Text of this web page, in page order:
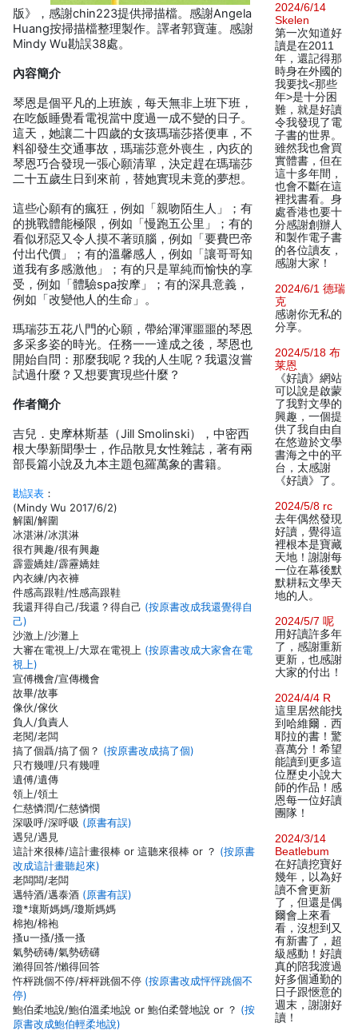
版》，感謝chin223提供掃描檔。感謝Angela
Huang按掃描檔整理製作。譯者郭寶蓮。感謝
Mindy Wu勘誤38處。
內容簡介
琴恩是個平凡的上班族，每天無非上班下班，
在吃飯睡覺看電視當中度過一成不變的日子。
這天，她讓二十四歲的女孩瑪瑞莎搭便車，不
料卻發生交通事故，瑪瑞莎意外喪生，內疚的
琴恩巧合發現一張心願清單，決定趕在瑪瑞莎
二十五歲生日到來前，替她實現未竟的夢想。
這些心願有的瘋狂，例如「親吻陌生人」；有
的挑戰體能極限，例如「慢跑五公里」；有的
看似邪惡又令人摸不著頭腦，例如「要費巴帝
付出代價」；有的溫馨感人，例如「讓哥哥知
道我有多感激他」；有的只是單純而愉快的享
受，例如「體驗spa按摩」；有的深具意義，
例如「改變他人的生命」。
瑪瑞莎五花八門的心願，帶給渾渾噩噩的琴恩
多采多姿的時光。任務一一達成之後，琴恩也
開始自問：那麼我呢？我的人生呢？我還沒嘗
試過什麼？又想要實現些什麼？
作者簡介
吉兒．史摩林斯基（Jill Smolinski），中密西
根大學新聞學士，作品散見女性雜誌，著有兩
部長篇小說及九本主題包羅萬象的書籍。
勘誤表 ：
(Mindy Wu 2017/6/2)
解園/解圍
冰湛淋/冰淇淋
很冇興趣/很有興趣
霹靈嬌娃/霹靂嬌娃
內衣練/內衣褲
件感高跟鞋/性感高跟鞋
我還拜得自己/我還？得自己 (按原書改成我還覺得自
己)
沙激上/沙灘上
大審在電視上/大眾在電視上 (按原書改成大家會在電
視上)
宣傅機會/宣傳機會
故畢/故事
像伙/傢伙
負人/負責人
老閱/老闆
搞了個聶/搞了個？ (按原書改成搞了個)
只冇幾哩/只有幾哩
遺傅/遺傳
領上/領土
仁慈憐潤/仁慈憐憫
深吸呼/深呼吸 (原書有誤)
遇兒/遇見
這計來很棒/這計畫很棒 or 這聽來很棒 or ？ (按原書
改成這計畫聽起來)
老闆闆/老闆
邁特酒/邁泰酒 (原書有誤)
瓊*壤斯媽媽/瓊斯媽媽
棉抱/棉袍
搔u一搔/搔一搔
氣勢磅磚/氣勢磅礴
瀨得回答/懶得回答
忤枰跳個不停/枰枰跳個不停 (按原書改成怦怦跳個不
停)
鮑伯柔地說/鮑伯溫柔地說 or 鮑伯柔聲地說 or ？ (按
原書改成鮑伯輕柔地說)
2024/6/14
Skelen
第一次知道好
讀是在2011
年，還記得那
時身在外國的
我要找<那些
年>是十分困
難，就是好讀
令我發現了電
子書的世界。
雖然我也會買
實體書，但在
這十多年間，
也會不斷在這
裡找書看。身
處香港也要十
分感謝創辦人
和製作電子書
的各位讀友，
感謝大家！
2024/6/1 德瑞
克
感谢你无私的
分享。
2024/5/18 布
莱恩
《好讀》網站
可以說是啟蒙
了我對文學的
興趣，一個提
供了我自由自
在悠遊於文學
書海之中的平
台，太感謝
《好讀》了。
2024/5/8 rc
去年偶然發現
好讀，覺得這
裡根本是寶藏
天地！謝謝每
一位在幕後默
默耕耘文學天
地的人。
2024/5/7 呢
用好讀許多年
了，感謝重新
更新，也感謝
大家的付出！
2024/4/4 R
這里居然能找
到哈維爾．西
耶拉的書！驚
喜萬分！希望
能讀到更多這
位歷史小說大
師的作品！感
恩每一位好讀
團隊！
2024/3/14
Beatlebum
在好讀挖寶好
幾年，以為好
讀不會更新
了，但還是偶
爾會上來看
看，沒想到又
有新書了，超
級感動！好讀
真的陪我渡過
好多個通勤的
日子跟愜意的
週末，謝謝好
讀！